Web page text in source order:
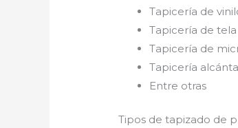
Tapicería de
Tapicería de tela
Tapicería de
Tapicería
Entre otras
Tipos de tapizado de